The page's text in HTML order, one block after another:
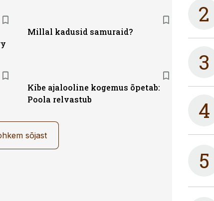
Millal kadusid samuraid?
Kibe ajalooline kogemus õpetab:
Poola relvastub
sõjast
2
3
4
5